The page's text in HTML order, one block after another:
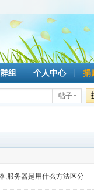
群组 个人中心 捐
帖子
,服务器是用什么方法区分